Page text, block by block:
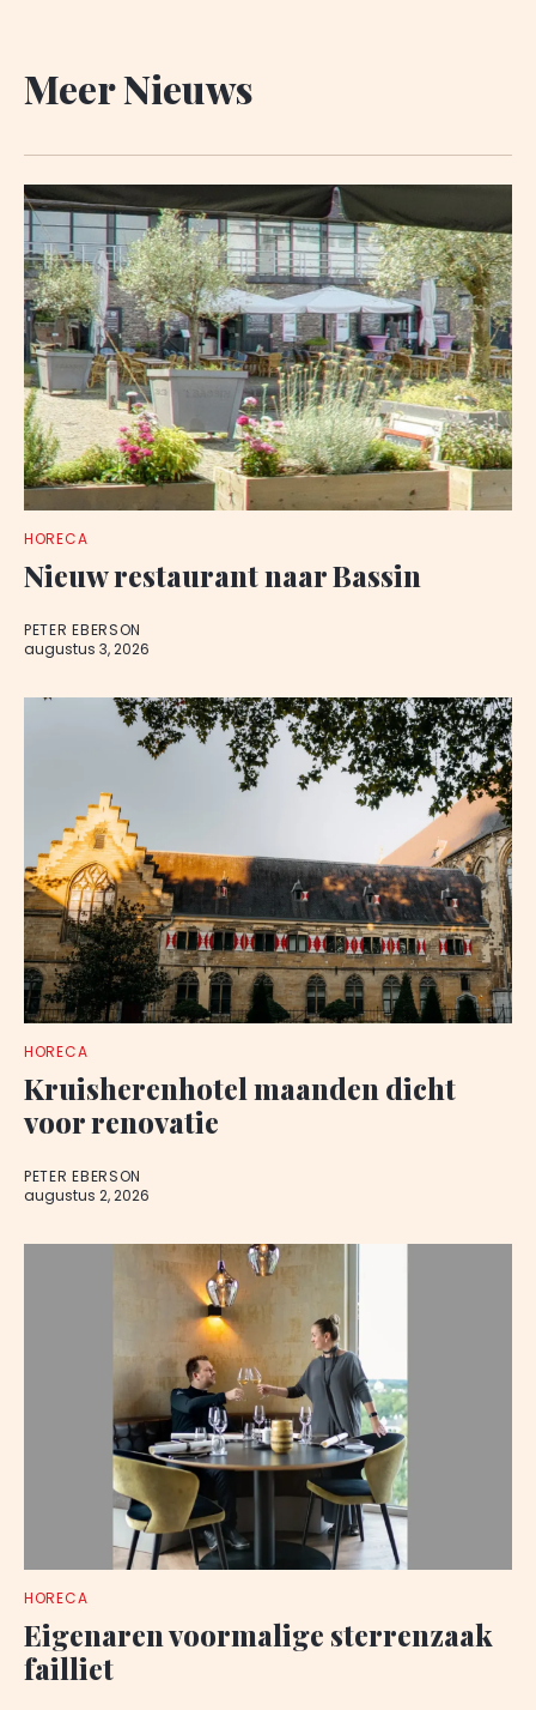
Meer Nieuws
HORECA
Nieuw restaurant naar Bassin
PETER EBERSON
augustus 3, 2026
HORECA
Kruisherenhotel maanden dicht
voor renovatie
PETER EBERSON
augustus 2, 2026
HORECA
Eigenaren voormalige sterrenzaak
failliet